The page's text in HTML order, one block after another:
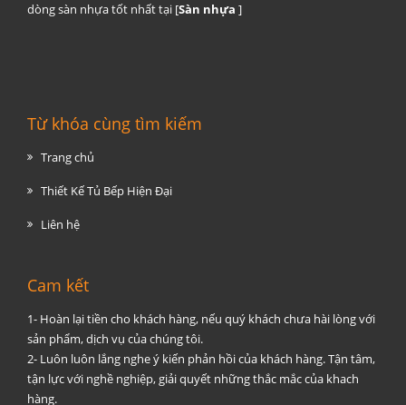
dòng sàn nhựa tốt nhất tại [Sàn nhựa ]
Từ khóa cùng tìm kiếm
Trang chủ
Thiết Kế Tủ Bếp Hiện Đại
Liên hệ
Cam kết
1- Hoàn lại tiền cho khách hàng, nếu quý khách chưa hài lòng với
sản phẩm, dịch vụ của chúng tôi.
2- Luôn luôn lắng nghe ý kiến phản hồi của khách hàng. Tận tâm,
tận lực với nghề nghiệp, giải quyết những thắc mắc của khach
hàng.